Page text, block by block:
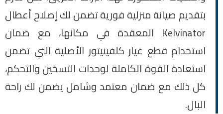
بتقديم صيانة منزلية فورية تضمن لك إصلاح أعطال
Kelvinator المعقدة في مكانها، مع ضمان
استخدام قطع غيار كلفينيتور الأصلية التي تضمن
استعادة القوة الكاملة لوحدات التسخين والتحكم،
كل ذلك مع ضمان معتمد وشامل يضمن لك راحة
البال.